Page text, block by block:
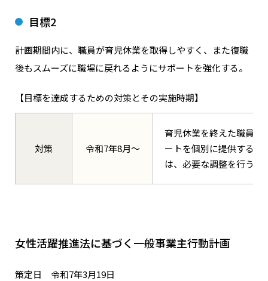
目標2
計画期間内に、職員が育児休業を取得しやすく、また復職
後もスムーズに職場に戻れるようにサポートを強化する。
【目標を達成するための対策とその実施時期】
対策 令和7年8月～
育児休業を終えた職員に
ートを個別に提供する。
は、必要な調整を行う。
女性活躍推進法に基づく一般事業主行動計画
策定日 令和7年3月19日